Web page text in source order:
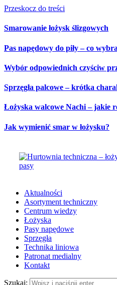
Przeskocz do treści
Smarowanie łożysk ślizgowych
Pas napędowy do piły – co
Wybór odpowiednich czyściw
Sprzęgła palcowe – krótka
Łożyska walcowe Nachi – jakie
Jak wymienić smar w łożysku?
Aktualności
Asortyment techniczny
Centrum wiedzy
Łożyska
Pasy napędowe
Sprzęgła
Technika liniowa
Patronat medialny
Kontakt
Szukaj: